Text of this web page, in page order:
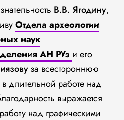
В.В. Ягодину,
Отдела археологии
наук
АН РУз и его
за всестороннюю
длительной работе над
выражается
над графическими